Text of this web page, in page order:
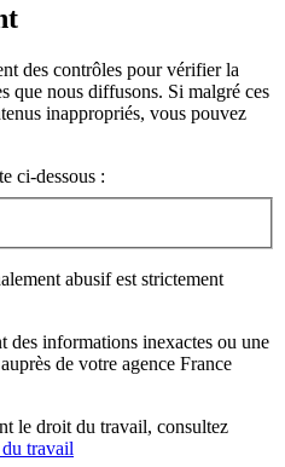
des contrôles pour vérifier la
que nous diffusons. Si malgré ces
inappropriés, vous pouvez
ci-dessous :
abusif est strictement
des informations inexactes ou une
de votre agence France
le droit du travail, consultez
travail